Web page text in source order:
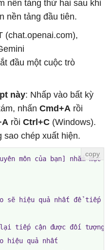
nền tảng thứ hai sau khi
nền tảng đầu tiên.
(chat.openai.com),
đầu một cuộc trò
này: Nhấp vào bất kỳ
nhấn Cmd+A rồi
rồi Ctrl+C (Windows).
chép xuất hiện.
môn của bạn] nhắm mục
sẽ hiệu quả nhất để tiếp
tiếp cận được đối tượng
hiệu quả nhất